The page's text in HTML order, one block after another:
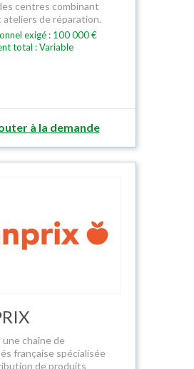
centres combinant
ateliers de réparation.
exigé : 100 000 €
total : Variable
à la demande
chaîne de
française spécialisée
de produits